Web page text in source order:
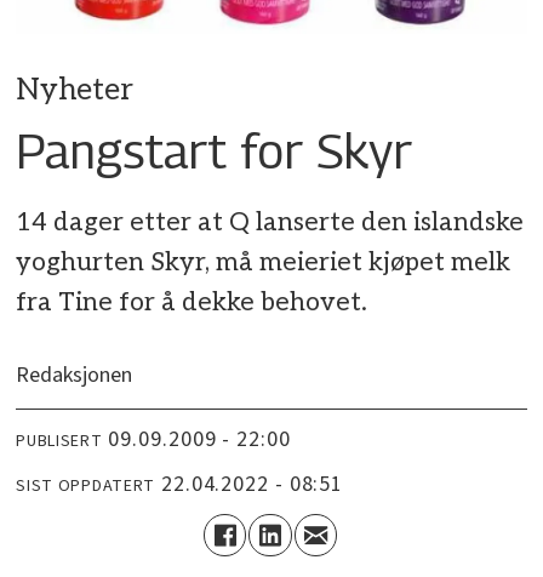
Nyheter
Pangstart for Skyr
14 dager etter at Q lanserte den islandske
yoghurten Skyr, må meieriet kjøpet melk
fra Tine for å dekke behovet.
Redaksjonen
PUBLISERT 09.09.2009 - 22:00
SIST OPPDATERT 22.04.2022 - 08:51